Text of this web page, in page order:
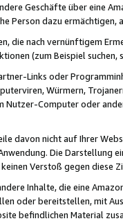
Geschäfte über eine
Person dazu
die nach vernünftigem
(zum Beispiel
Links oder
Würmern,
Nutzer-Computer oder
davon nicht auf Ihrer
Die Darstellung
Verstoß gegen diese
Inhalte, die eine
oder bereitstellen, mit
befindlichen Material